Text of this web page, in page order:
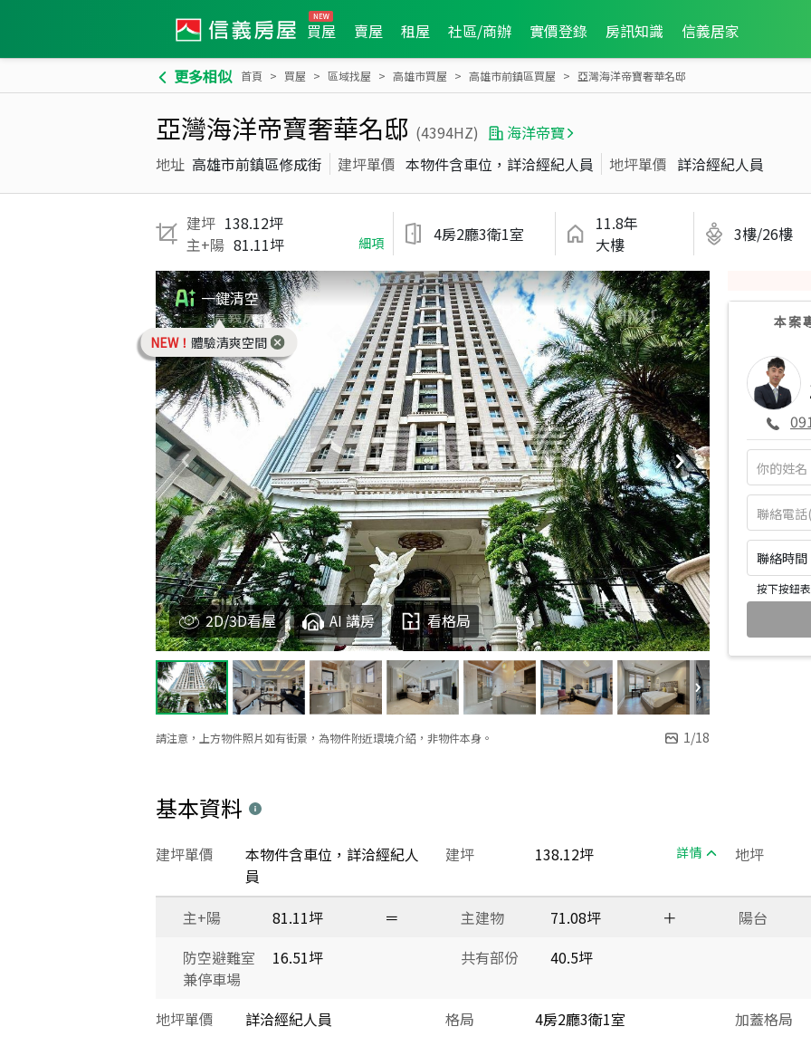
買屋 賣屋 租屋 社區/商辦 實價登錄 房訊知識 信義居家
更多相似 首頁 買屋 區域找屋 高雄市買屋 高雄市前鎮區買屋 亞灣海洋帝寶奢華名邸
亞灣海洋帝寶奢華名邸 (4394HZ)
海洋帝寶
地址 高雄市前鎮區修成街 建坪單價 本物件含車位，詳洽經紀人員 地坪單價 詳洽經紀人員
建坪 138.12坪
主+陽 81.11坪 細項 4房2廳3衛1室
11.8年
大樓
3樓/26樓
一鍵清空
NEW！ 體驗清爽空間
請注意，上方物件照片如有街景，為物件附近環境介紹，非物件本身。 1/18
2D/3D看屋 AI 講房 看格局
本案
聯絡時
按下按鈕
基本資料
建坪 138.12坪 詳情
建坪單價
本物件含車位，詳洽經紀人
員
地坪
主+陽 81.11坪 ＝ 主建物 71.08坪 ＋
陽台
防空避難室
兼停車場
16.51坪 共有部份 40.5坪
地坪單價 詳洽經紀人員 格局 4房2廳3衛1室
加蓋格局